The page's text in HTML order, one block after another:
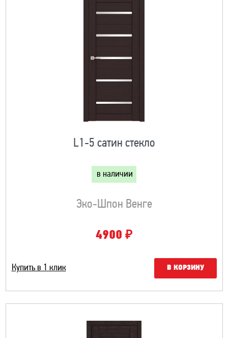
L1-5 сатин стекло
в наличии
Эко-Шпон Венге
4900 ₽
Купить в 1 клик В КОРЗИНУ